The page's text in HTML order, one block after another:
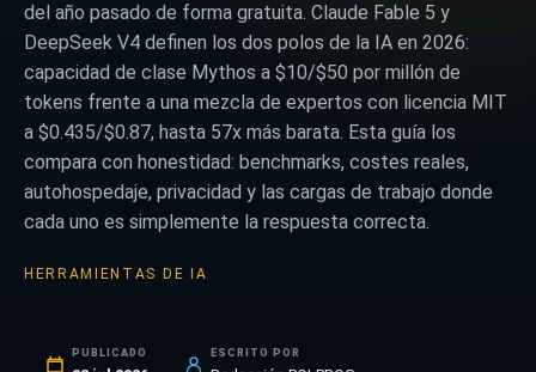
del año pasado de forma gratuita. Claude Fable 5 y
DeepSeek V4 definen los dos polos de la IA en 2026:
capacidad de clase Mythos a $10/$50 por millón de
tokens frente a una mezcla de expertos con licencia MIT
a $0.435/$0.87, hasta 57x más barata. Esta guía los
compara con honestidad: benchmarks, costes reales,
autohospedaje, privacidad y las cargas de trabajo donde
cada uno es simplemente la respuesta correcta.
HERRAMIENTAS DE IA
PUBLICADO ESCRITO POR